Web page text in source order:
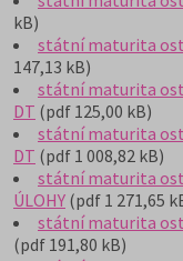
kB)
státní maturita
147,13 kB)
státní maturita
DT (pdf 125,00 kB)
státní maturita
DT (pdf 1 008,82 kB)
státní maturita
ÚLOHY (pdf 1 271,65
státní maturita
(pdf 191,80 kB)